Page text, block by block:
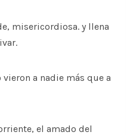
misericordiosa. y llena
a nadie más que a
el amado del